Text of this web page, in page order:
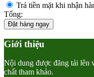
Trả tiền mặt khi nhận
Tổng:
Đặt hàng ngay
Giới thiệu
Nội dung được đăng tải lên
chất tham khảo.